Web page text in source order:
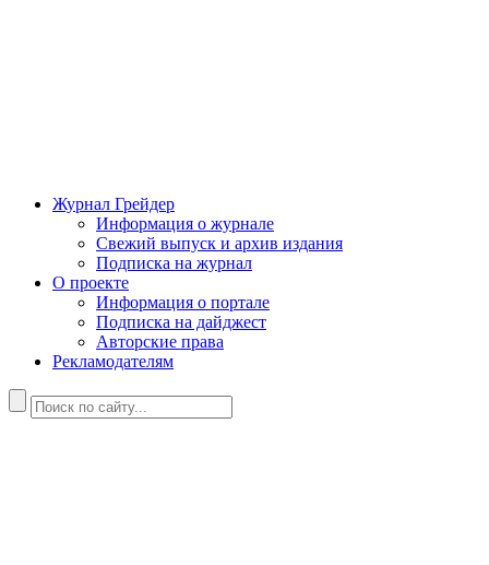
Журнал Грейдер
Информация о журнале
Свежий выпуск и архив издания
Подписка на журнал
О проекте
Информация о портале
Подписка на дайджест
Авторские права
Рекламодателям